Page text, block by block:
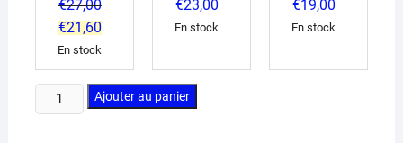
€27,00
Le
prix
était :
€27,00.
€21,60Le
prix
est :
€21,60.
En stock
€23,00
En stock
€19,00
En stock
quantité
de
Ajouter au panier